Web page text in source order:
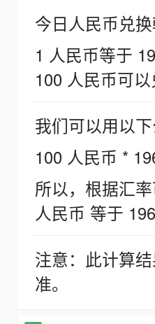
今日人民币兑换
1 人民币等于
100 人民币可以
我们可以用以下
100 人民币 *
所以，根据汇
人民币 等于
注意：此计算
准。